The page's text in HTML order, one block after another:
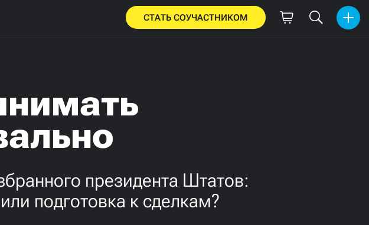
СТАТЬ СОУЧАСТНИКОМ
президента Штатов:
подготовка к сделкам?